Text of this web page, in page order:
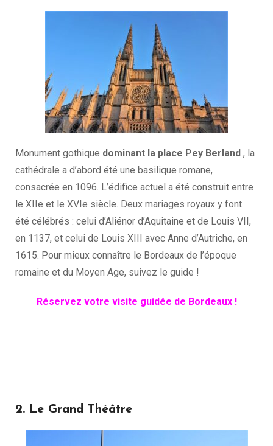
Monument gothique dominant la place Pey Berland , la
cathédrale a d’abord été une basilique romane,
consacrée en 1096. L’édifice actuel a été construit entre
le XIIe et le XVIe siècle. Deux mariages royaux y font
été célébrés : celui d’Aliénor d’Aquitaine et de Louis VII,
en 1137, et celui de Louis XIII avec Anne d’Autriche, en
1615. Pour mieux connaître le Bordeaux de l’époque
romaine et du Moyen Age, suivez le guide !
Réservez votre visite guidée de Bordeaux !
2. Le Grand Théâtre